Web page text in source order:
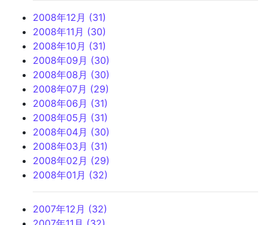
2008年12月 (31)
2008年11月 (30)
2008年10月 (31)
2008年09月 (30)
2008年08月 (30)
2008年07月 (29)
2008年06月 (31)
2008年05月 (31)
2008年04月 (30)
2008年03月 (31)
2008年02月 (29)
2008年01月 (32)
2007年12月 (32)